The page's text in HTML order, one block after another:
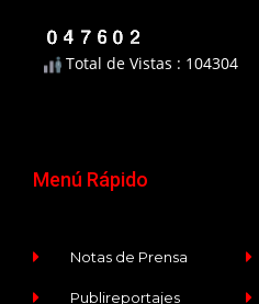
Total de Vistas : 104304
Menú Rápido
Notas de Prensa
Publireportajes